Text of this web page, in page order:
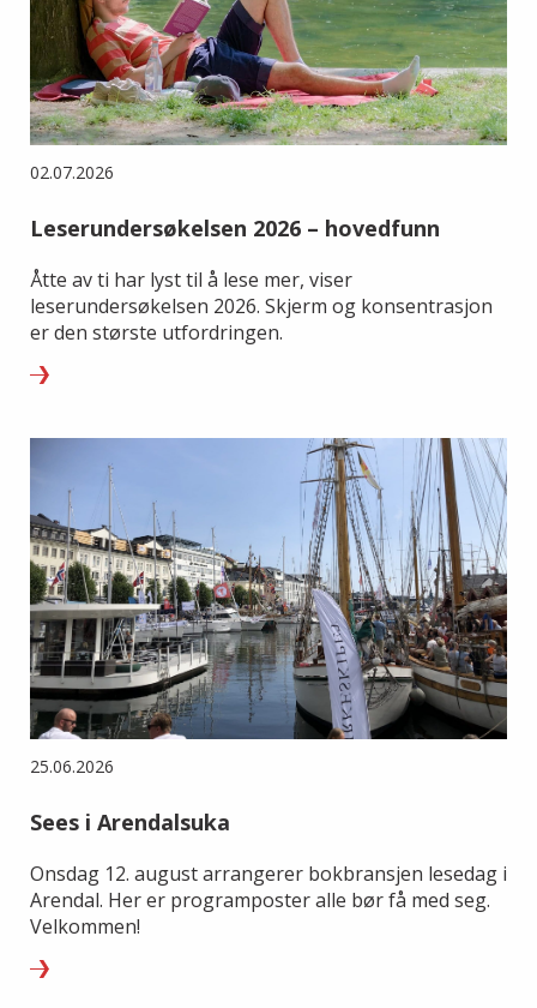
02.07.2026
Leserundersøkelsen 2026 – hovedfunn
Åtte av ti har lyst til å lese mer, viser
leserundersøkelsen 2026. Skjerm og konsentrasjon
er den største utfordringen.
25.06.2026
Sees i Arendalsuka
Onsdag 12. august arrangerer bokbransjen lesedag i
Arendal. Her er programposter alle bør få med seg.
Velkommen!